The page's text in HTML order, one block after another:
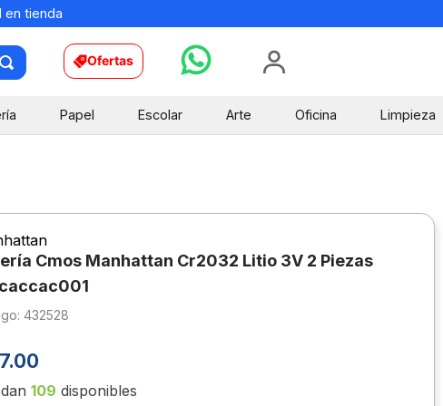
en tienda
Ofertas
Papel Escolar Arte Oficina Limpieza
Cmos Manhattan Cr2032 Litio 3V 2 Piezas
: 432528
.00
109 disponibles